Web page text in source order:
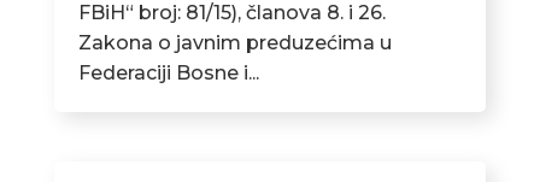
FBiH“ broj: 81/15), članova 8. i 26.
Zakona o javnim preduzećima u
Federaciji Bosne i...